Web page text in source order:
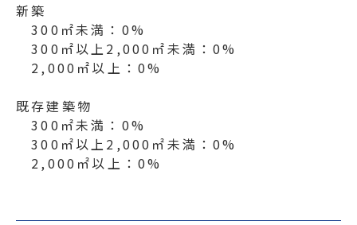
新築
300㎡未満：0%
300㎡以上2,000㎡未満：0%
2,000㎡以上：0%
既存建築物
300㎡未満：0%
300㎡以上2,000㎡未満：0%
2,000㎡以上：0%